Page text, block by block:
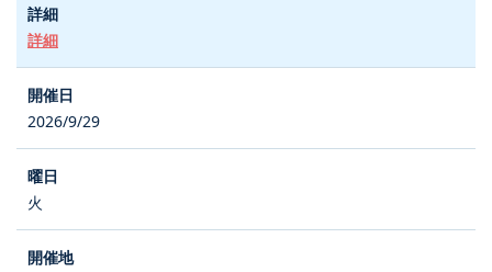
詳細
2026/9/29
火